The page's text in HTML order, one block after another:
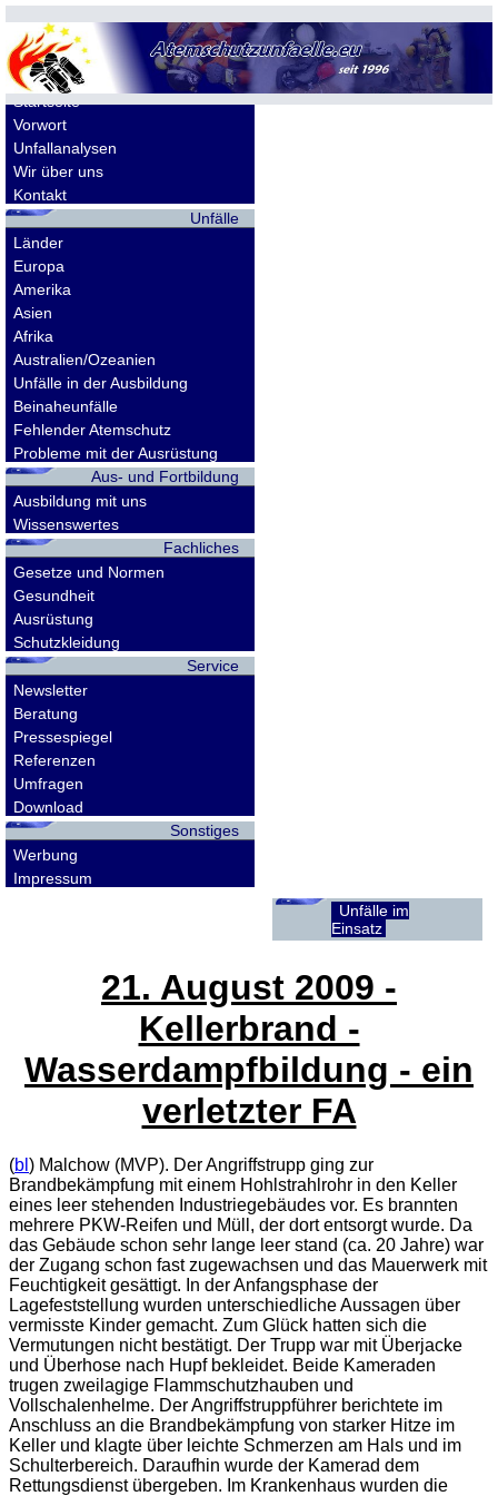
Allgemeines
Startseite
Vorwort
Unfallanalysen
Wir über uns
Kontakt
Unfälle
Länder
Europa
Amerika
Asien
Afrika
Australien/Ozeanien
Unfälle in der Ausbildung
Beinaheunfälle
Fehlender Atemschutz
Probleme mit der Ausrüstung
Aus- und Fortbildung
Ausbildung mit uns
Wissenswertes
Fachliches
Gesetze und Normen
Gesundheit
Ausrüstung
Schutzkleidung
Service
Newsletter
Beratung
Pressespiegel
Referenzen
Umfragen
Download
Sonstiges
Werbung
Impressum
Unfälle im
Einsatz
21. August 2009 -
Kellerbrand -
Wasserdampfbildung - ein
verletzter FA
(bl ) Malchow (MVP). Der Angriffstrupp ging zur
Brandbekämpfung mit einem Hohlstrahlrohr in den Keller
eines leer stehenden Industriegebäudes vor. Es brannten
mehrere PKW-Reifen und Müll, der dort entsorgt wurde. Da
das Gebäude schon sehr lange leer stand (ca. 20 Jahre) war
der Zugang schon fast zugewachsen und das Mauerwerk mit
Feuchtigkeit gesättigt. In der Anfangsphase der
Lagefeststellung wurden unterschiedliche Aussagen über
vermisste Kinder gemacht. Zum Glück hatten sich die
Vermutungen nicht bestätigt. Der Trupp war mit Überjacke
und Überhose nach Hupf bekleidet. Beide Kameraden
trugen zweilagige Flammschutzhauben und
Vollschalenhelme. Der Angriffstruppführer berichtete im
Anschluss an die Brandbekämpfung von starker Hitze im
Keller und klagte über leichte Schmerzen am Hals und im
Schulterbereich. Daraufhin wurde der Kamerad dem
Rettungsdienst übergeben. Im Krankenhaus wurden die